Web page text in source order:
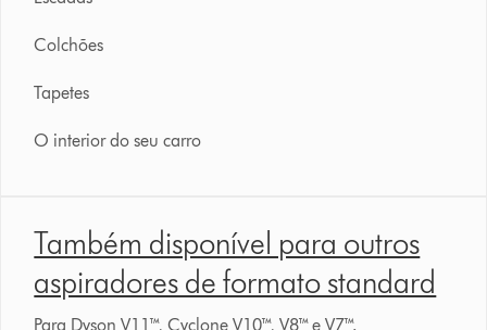
Colchões
Tapetes
O interior do seu carro
Também disponível para outros
aspiradores de formato standard
Para Dyson V11™, Cyclone V10™, V8™ e V7™.